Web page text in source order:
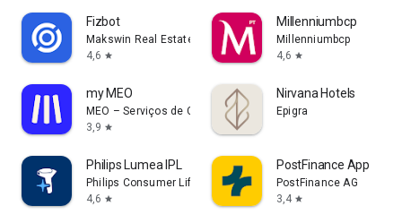
Fizbot
Makswin Real Estate Technologies
4,6 star
Millenniumbcp
Millenniumbcp
4,6 star
my MEO
MEO – Serviços de Comunicações e Multimédia, S.A.
3,9 star
Nirvana Hotels
Epigra
Philips Lumea IPL
Philips Consumer Lifestyle B.V.
4,6 star
PostFinance App
PostFinance AG
3,4 star